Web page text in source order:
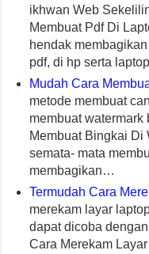
ikhwan Web
Membuat Pdf Di
hendak
pdf, di hp serta
Mudah Cara
metode membuat
membuat
Membuat Bingkai Di
semata- mata
membagikan…
Termudah Cara
merekam layar
dapat dicoba
Cara Merekam